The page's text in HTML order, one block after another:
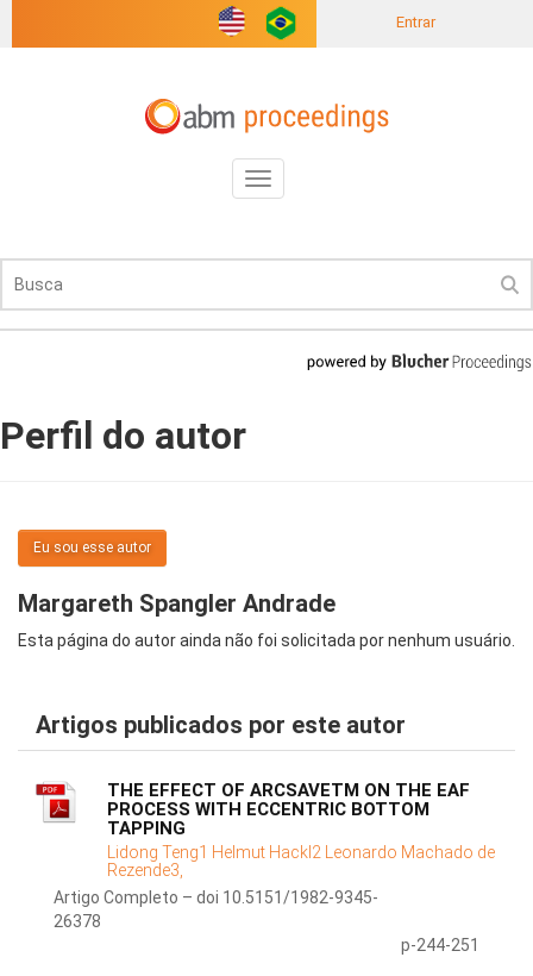
Entrar
Toggle
navigation
Perfil do autor
Eu sou esse autor
Margareth Spangler Andrade
Esta página do autor ainda não foi solicitada por nenhum usuário.
Artigos publicados por este autor
THE EFFECT OF ARCSAVETM ON THE EAF
PROCESS WITH ECCENTRIC BOTTOM
TAPPING
Lidong Teng1 Helmut Hackl2 Leonardo Machado de
Rezende3,
Artigo Completo – doi 10.5151/1982-9345-
26378
p-244-251